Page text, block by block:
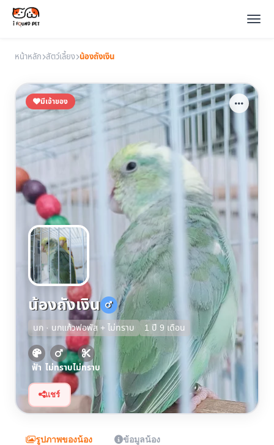
หน้าหลัก สัตว์เลี้ยง น้องถังเงิน
มีเจ้าของ
น้องถังเงิน
นก · นกแก้วฟอพัส + ไม่ทราบ 1 ปี 9 เดือน
ฟ้า ไม่ทราบไม่ทราบ
แชร์
รูปภาพของน้อง ข้อมูลน้อง